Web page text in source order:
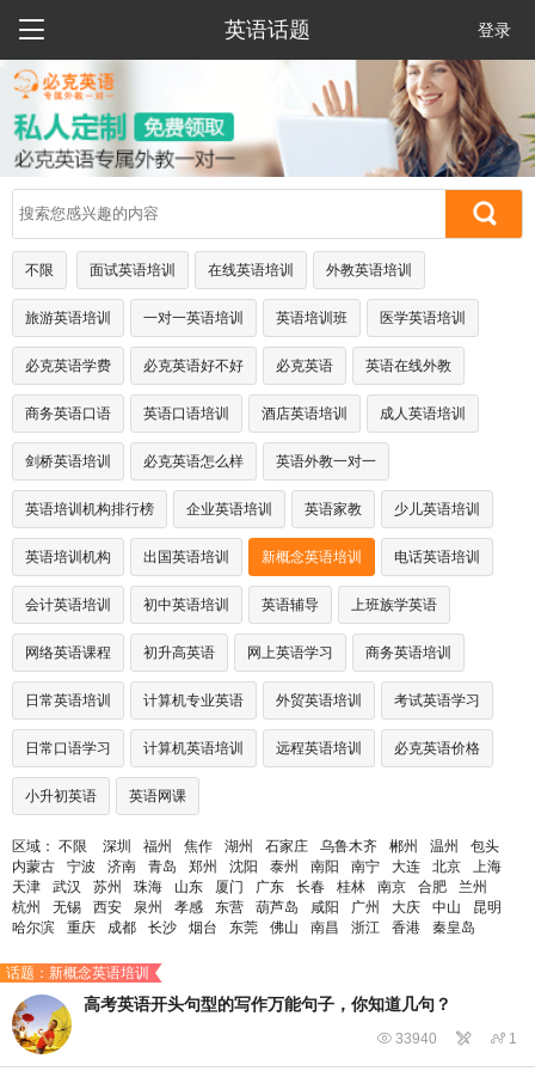
 英语话题 登录
不限 面试英语培训 在线英语培训 外教英语培训
旅游英语培训 一对一英语培训 英语培训班 医学英语培训
必克英语学费 必克英语好不好 必克英语 英语在线外教
商务英语口语 英语口语培训 酒店英语培训 成人英语培训
剑桥英语培训 必克英语怎么样 英语外教一对一
英语培训机构排行榜 企业英语培训 英语家教 少儿英语培训
英语培训机构 出国英语培训 新概念英语培训 电话英语培训
会计英语培训 初中英语培训 英语辅导 上班族学英语
网络英语课程 初升高英语 网上英语学习 商务英语培训
日常英语培训 计算机专业英语 外贸英语培训 考试英语学习
日常口语学习 计算机英语培训 远程英语培训 必克英语价格
小升初英语 英语网课
区域： 不限 深圳 福州 焦作 湖州 石家庄 乌鲁木齐 郴州 温州
包头
内蒙古
宁波 济南 青岛 郑州 沈阳 泰州 南阳 南宁 大连 北京
上海
天津
武汉 苏州 珠海 山东 厦门 广东 长春 桂林 南京 合肥
兰州
杭州
无锡 西安 泉州 孝感 东营 葫芦岛 咸阳 广州 大庆 中山
昆明
哈尔滨
重庆 成都 长沙 烟台 东莞 佛山 南昌 浙江 香港 秦皇岛
话题：新概念英语培训
高考英语开头句型的写作万能句子，你知道几句？
 33940   1